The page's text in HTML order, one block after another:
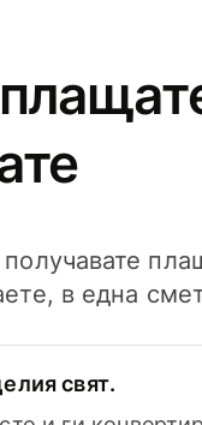
в една
свят.